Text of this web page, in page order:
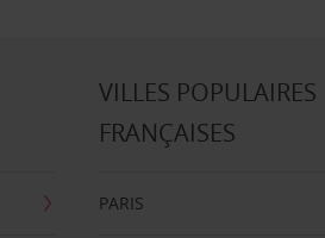
VILLES POPULAIRES
FRANÇAISES
PARIS